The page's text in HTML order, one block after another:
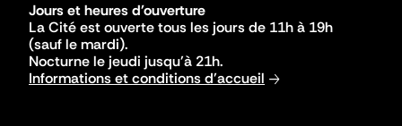
Jours et heures d'ouverture
La Cité est ouverte tous les jours de 11h à 19h
(sauf le mardi).
Nocturne le jeudi jusqu'à 21h.
Informations et conditions d'accueil